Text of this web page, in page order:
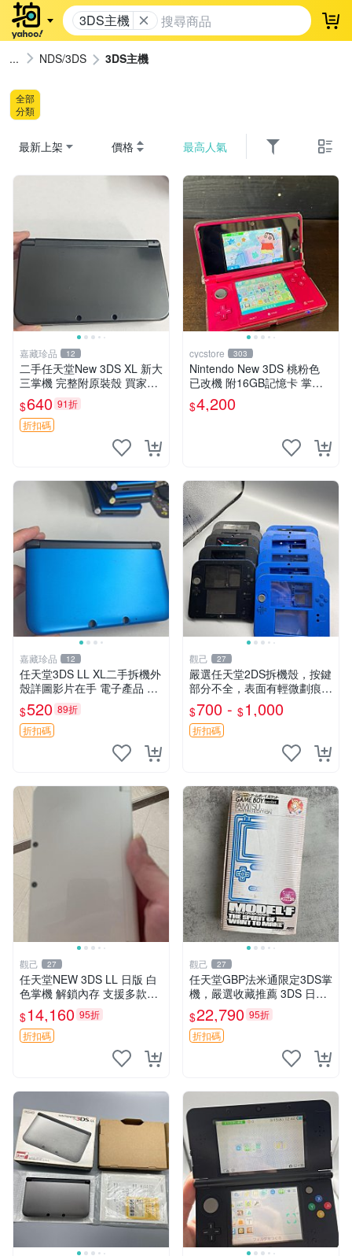
3DS主機 登
NDS/3DS 3DS主機
全部
分類
最新上架 價格 最高人氣
嘉藏珍品 12
二手任天堂New 3DS XL 新大
三掌機 完整附原裝殼 買家拍
後詳聊 新大三、任天堂3DS
XL、二手掌機
$640 91折
折扣碼
cycstore 303
Nintendo New 3DS 桃粉色
已改機 附16GB記憶卡 掌上
型遊戲主機 收藏熱門
$4,200
嘉藏珍品 12
任天堂3DS LL XL二手拆機外
殼詳圖影片在手 電子產品 古
董級收藏 帝王版 外觀良好
$520 89折
折扣碼
觀己 27
嚴選任天堂2DS拆機殼，按鍵
部分不全，表面有輕微劃痕及
磨損，無電池蓋。全新未使用
老式任天堂2DS 拆機殼 按鈕
不齊 鏡面有痕跡 電池蓋缺失
$700 - $1,000
折扣碼
觀己 27
任天堂NEW 3DS LL 日版 白
色掌機 解鎖內存 支援多款遊
戲 帶膜 包裝完整 3DS NDS
GBA 遊戲掌機 線路正常 精品
成色 游玩順利
$14,160 95折
折扣碼
觀己 27
任天堂GBP法米通限定3DS掌
機，嚴選收藏推薦 3DS 日版
法米通 任天堂 GBP
$22,790 95折
折扣碼